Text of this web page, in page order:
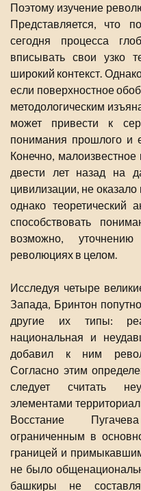
Поэтому изучение
Представляется, что
сегодня процесса
вписывать свои узко
широкий контекст.
если поверхностное
методологическим
может привести к
понимания прошлого и
Конечно,
двести лет назад на
цивилизации, не
однако теоретический
способствовать
возможно,
революциях в целом.
Исследуя четыре
Запада, Бринтон
другие их типы:
национальная и
добавил к ним
Согласно этим
следует считать
элементами
Восстание
ограниченным в
границей и
не было
башкиры не